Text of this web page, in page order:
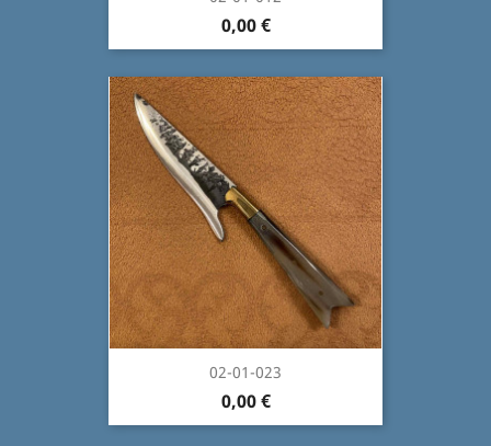
0,00 €
02-01-023
0,00 €